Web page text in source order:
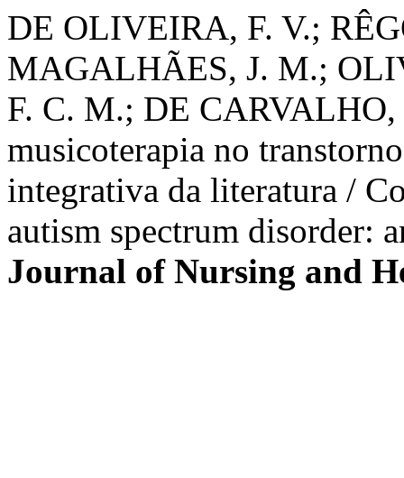
DE OLIVEIRA, F. V.;
MAGALHÃES, J. M.;
F. C. M.; DE
musicoterapia no
integrativa da literatura /
autism spectrum disorder:
Journal of Nursing and